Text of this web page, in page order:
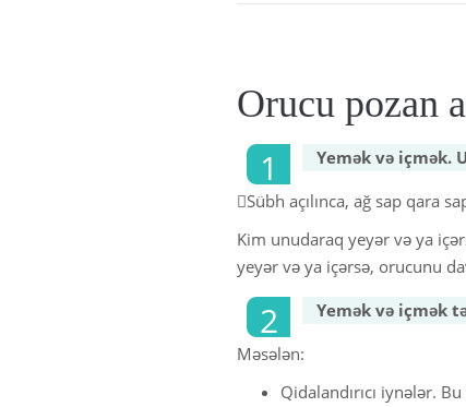
Orucu pozan
Yemək və içmək.
Sübh açılınca, ağ sap qara
Kim unudaraq yeyər və ya
yeyər və ya içərsə, orucunu
Yemək və içmək
Məsələn:
Qidalandırıcı iynələr.